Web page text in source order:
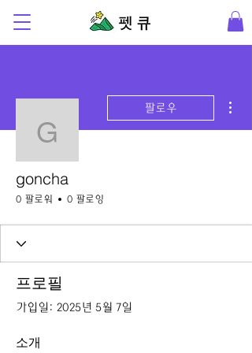
goncha
팔로우
goncha
0 팔로워 0 팔로잉
프로필
가입일: 2025년 5월 7일
소개